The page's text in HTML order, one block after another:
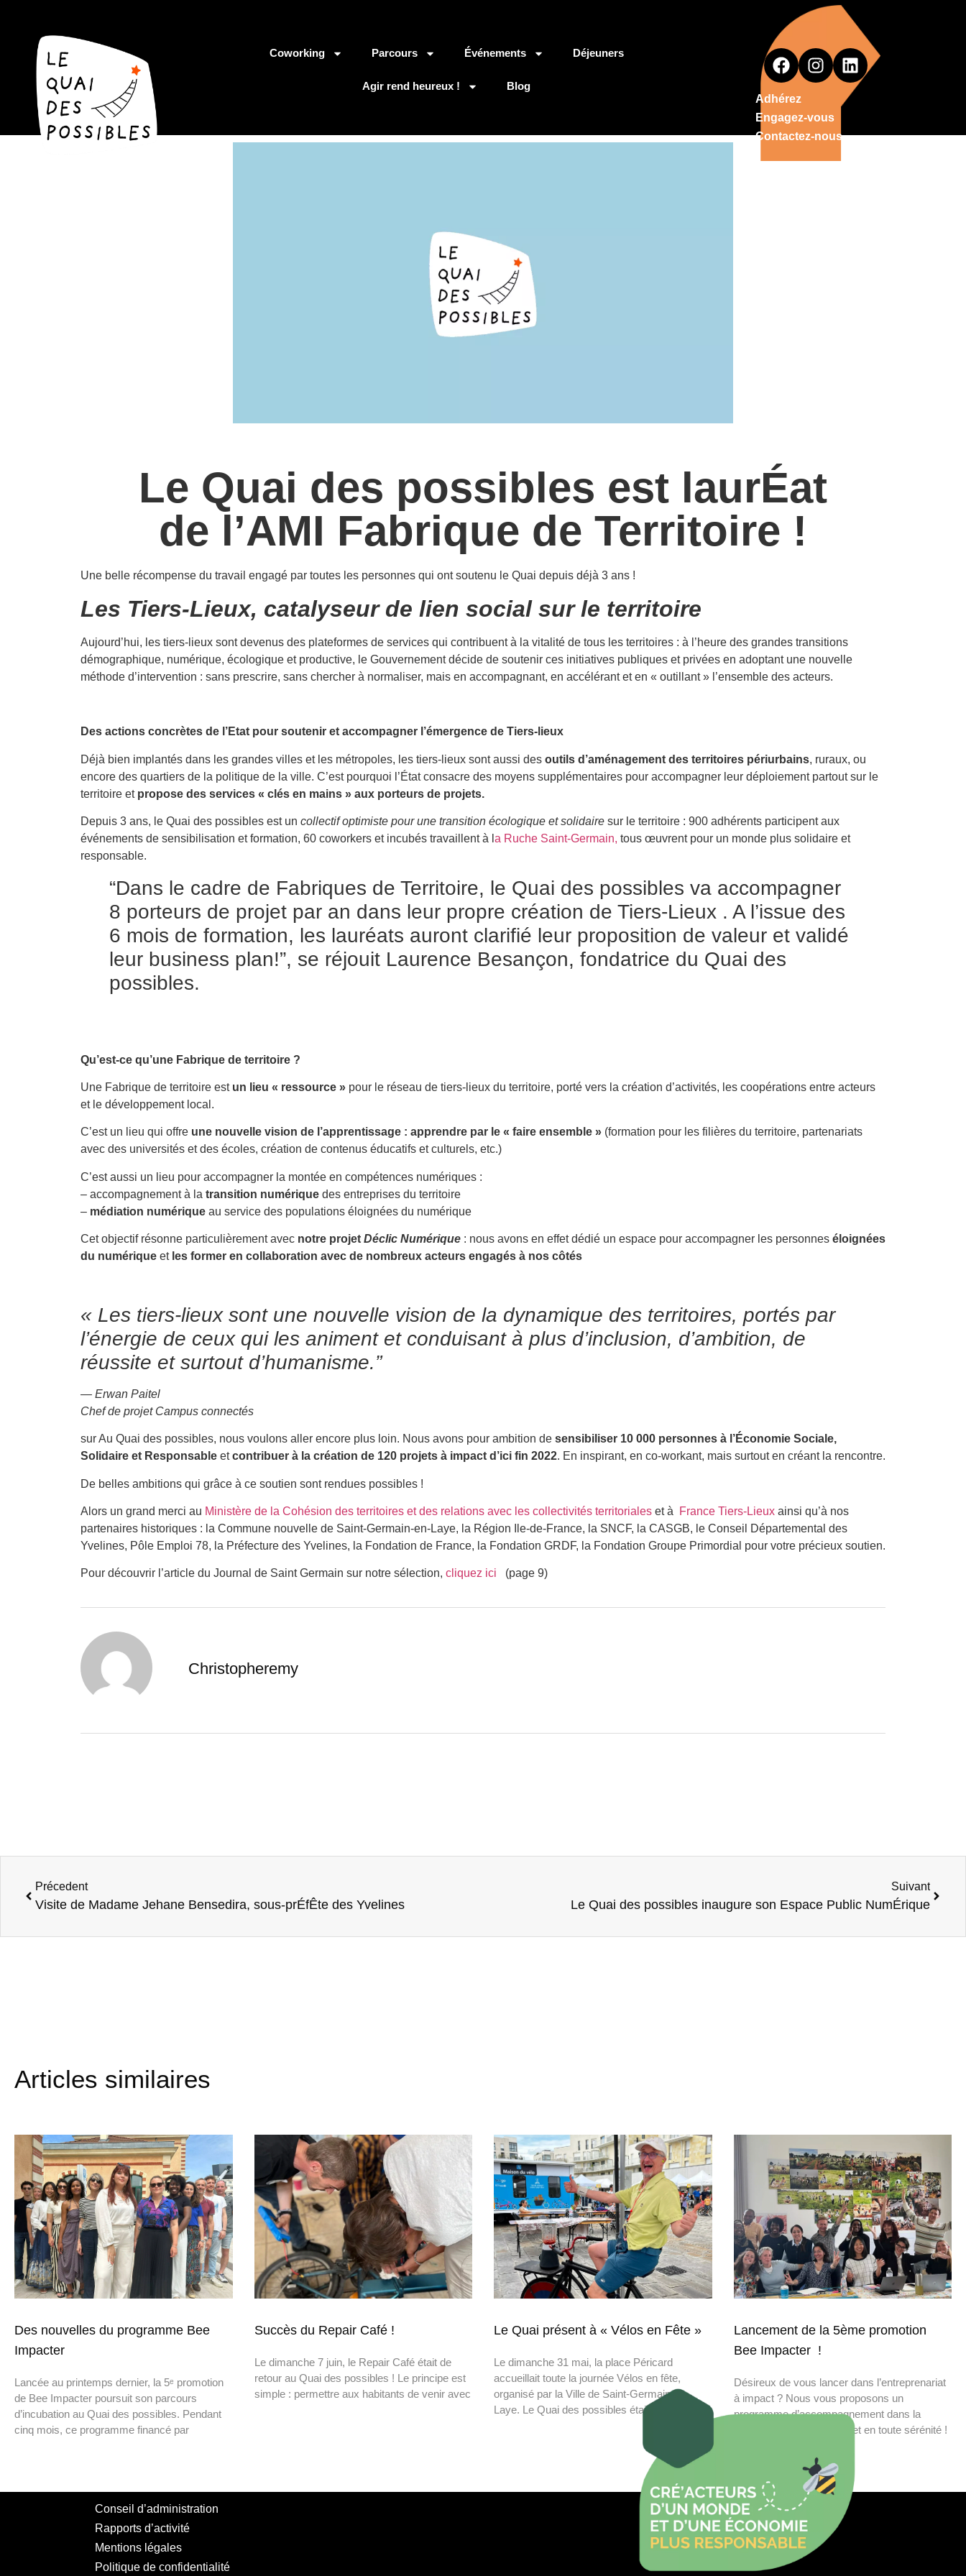
Coworking Parcours Événements Déjeuners
Agir rend heureux !
Blog
Adhérez
Engagez-vous
Contactez-nous
Le Quai des possibles est laurÉat
de l’AMI Fabrique de Territoire !
Une belle récompense du travail engagé par toutes les personnes qui ont soutenu le Quai depuis déjà 3 ans !
Les Tiers-Lieux, catalyseur de lien social sur le territoire
Aujourd’hui, les tiers-lieux sont devenus des plateformes de services qui contribuent à la vitalité de tous les territoires : à l’heure des grandes transitions
démographique, numérique, écologique et productive, le Gouvernement décide de soutenir ces initiatives publiques et privées en adoptant une nouvelle
méthode d’intervention : sans prescrire, sans chercher à normaliser, mais en accompagnant, en accélérant et en « outillant » l’ensemble des acteurs.
Des actions concrètes de l’Etat pour soutenir et accompagner l’émergence de Tiers-lieux
Déjà bien implantés dans les grandes villes et les métropoles, les tiers-lieux sont aussi des outils d’aménagement des territoires périurbains, ruraux, ou
encore des quartiers de la politique de la ville. C’est pourquoi l’État consacre des moyens supplémentaires pour accompagner leur déploiement partout sur le
territoire et propose des services « clés en mains » aux porteurs de projets.
Depuis 3 ans, le Quai des possibles est un collectif optimiste pour une transition écologique et solidaire sur le territoire : 900 adhérents participent aux
événements de sensibilisation et formation, 60 coworkers et incubés travaillent à l a Ruche Saint-Germain, tous œuvrent pour un monde plus solidaire et
responsable.
“Dans le cadre de Fabriques de Territoire, le Quai des possibles va accompagner
8 porteurs de projet par an dans leur propre création de Tiers-Lieux . A l’issue des
6 mois de formation, les lauréats auront clarifié leur proposition de valeur et validé
leur business plan!”, se réjouit Laurence Besançon, fondatrice du Quai des
possibles.
Qu’est-ce qu’une Fabrique de territoire ?
Une Fabrique de territoire est un lieu « ressource » pour le réseau de tiers-lieux du territoire, porté vers la création d’activités, les coopérations entre acteurs
et le développement local.
C’est un lieu qui offre une nouvelle vision de l’apprentissage : apprendre par le « faire ensemble » (formation pour les filières du territoire, partenariats
avec des universités et des écoles, création de contenus éducatifs et culturels, etc.)
C’est aussi un lieu pour accompagner la montée en compétences numériques :
– accompagnement à la transition numérique des entreprises du territoire
– médiation numérique au service des populations éloignées du numérique
Cet objectif résonne particulièrement avec notre projet Déclic Numérique : nous avons en effet dédié un espace pour accompagner les personnes éloignées
du numérique etles former en collaboration avec de nombreux acteurs engagés à nos côtés
« Les tiers-lieux sont une nouvelle vision de la dynamique des territoires, portés par
l’énergie de ceux qui les animent etconduisant à plus d’inclusion, d’ambition, de
réussite et surtout d’humanisme.”
— Erwan Paitel
Chef de projet Campus connectés
sur Au Quai des possibles, nous voulons aller encore plus loin. Nous avons pour ambition de sensibiliser 10 000 personnes à l’Économie Sociale,
Solidaire et Responsable etcontribuer à la création de 120 projets à impact d’ici fin 2022. En inspirant, en co-workant, mais surtout en créant la rencontre.
De belles ambitions qui grâce à ce soutien sont rendues possibles !
Alors un grand merci au Ministère de la Cohésion des territoires et des relations avec les collectivités territoriales et à France Tiers-Lieux ainsi qu’à nos
partenaires historiques : la Commune nouvelle de Saint-Germain-en-Laye, la Région Ile-de-France, la SNCF, la CASGB, le Conseil Départemental des
Yvelines, Pôle Emploi 78, la Préfecture des Yvelines, la Fondation de France, la Fondation GRDF, la Fondation Groupe Primordial pour votre précieux soutien.
Pour découvrir l’article du Journal de Saint Germain sur notre sélection, cliquez ici (page 9)
Christopheremy
Précedent
Visite de Madame Jehane Bensedira, sous-prÉfÊte des Yvelines
Suivant
Le Quai des possibles inaugure son Espace Public NumÉrique
Articles similaires
Des nouvelles du programme Bee
Impacter
Lancée au printemps dernier, la 5ᵉ promotion
de Bee Impacter poursuit son parcours
d’incubation au Quai des possibles. Pendant
cinq mois, ce programme financé par
Succès du Repair Café !
Le dimanche 7 juin, le Repair Café était de
retour au Quai des possibles ! Le principe est
simple : permettre aux habitants de venir avec
Le Quai présent à « Vélos en Fête »
Le dimanche 31 mai, la place Péricard
accueillait toute la journée Vélos en fête,
organisé par la Ville de Saint-Germain-en-
Laye. Le Quai des possibles était
Lancement de la 5ème promotion
Bee Impacter !
Désireux de vous lancer dans l’entreprenariat
à impact ? Nous vous proposons un
programme d’accompagnement dans la
construction de votre projet en toute sérénité !
Conseil d’administration
Rapports d’activité
Mentions légales
Politique de confidentialité